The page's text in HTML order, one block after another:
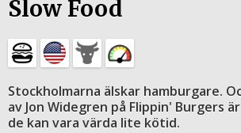
Slow Food
Stockholmarna älskar hamburgare.
av Jon Widegren på Flippin' Burgers
de kan vara värda lite kötid.